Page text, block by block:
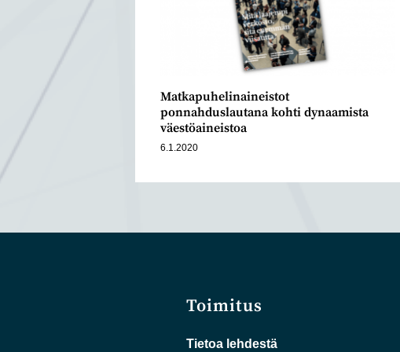
Matkapuhelinaineistot
ponnahduslautana kohti dynaamista
väestöaineistoa
6.1.2020
Toimitus
Tietoa lehdestä